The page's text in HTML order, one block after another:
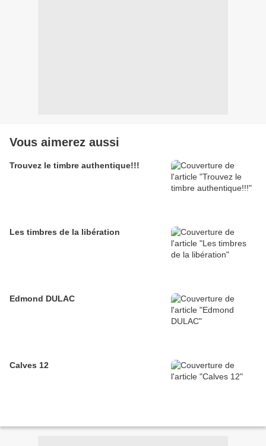
Vous aimerez aussi
Trouvez le timbre authentique!!!
Les timbres de la libération
Edmond DULAC
Calves 12